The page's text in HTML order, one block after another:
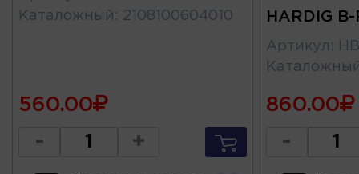
Каталожный : 2108100604010
560.00
- +
HARDIG B-
Артикул :
860.00
-